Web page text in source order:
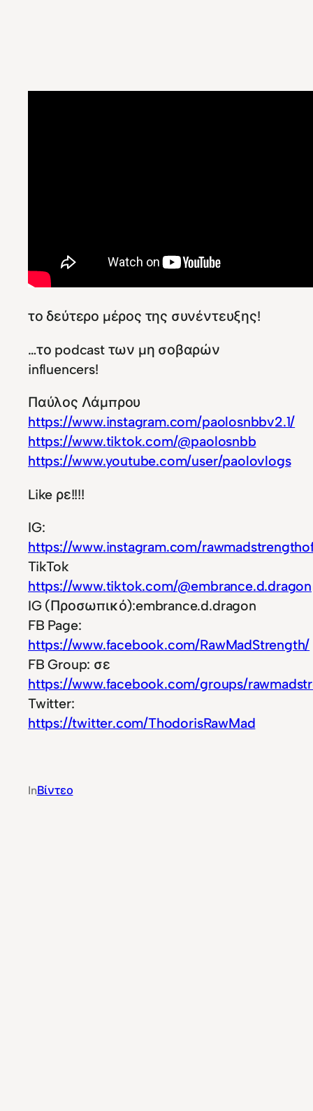
το δεύτερο μέρος της συνέντευξης!
…το podcast των μη σοβαρών
influencers!
Παύλος Λάμπρου
https://www.instagram.com/paolosnbbv2.1/
https://www.tiktok.com/@paolosnbb
https://www.youtube.com/user/paolovlogs
Like ρε!!!!
IG:
https://www.instagram.com/
TikTok
https://www.tiktok.com/@embrance.d.dragon
IG (Προσωπικό):embrance.d.dragon
FB Page:
https://www.facebook.com/RawMadStrength/
FB Group: σε
https://www.facebook.com/groups/
Twitter:
https://twitter.com/ThodorisRawMad
InΒίντεο